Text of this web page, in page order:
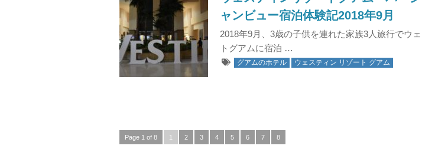
ャンビュー宿泊体験記2018年9月
2018年9月、3歳の子供を連れた家族3人旅行でウ
トグアムに宿泊 …
グアムのホテル ウェスティン リゾート グアム
Page 1 of 8 1 2 3 4 5 6 7 8